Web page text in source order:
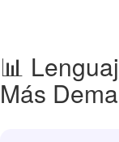
📊
Más